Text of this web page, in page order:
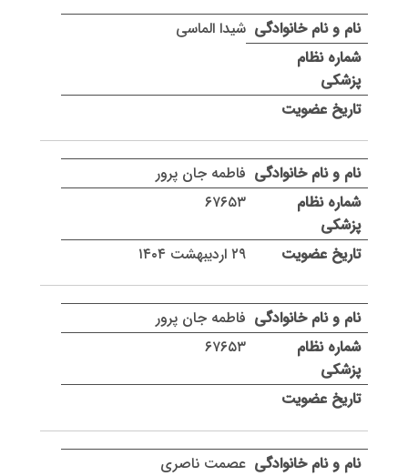
شیدا الماسی
فاطمه جان پرور
۶۷۶۵۳
۲۹ اردیبهشت ۱۴۰۴
فاطمه جان پرور
۶۷۶۵۳
عصمت ناصری